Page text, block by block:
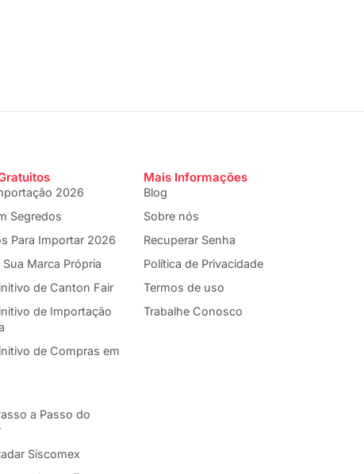
2026
Segredos
Para Importar 2026
Marca Própria
de Canton Fair
de Importação
de Compras em
a Passo do
Siscomex
Mais Informações
Blog
Sobre nós
Recuperar Senha
Política de Privacidade
Termos de uso
Trabalhe Conosco